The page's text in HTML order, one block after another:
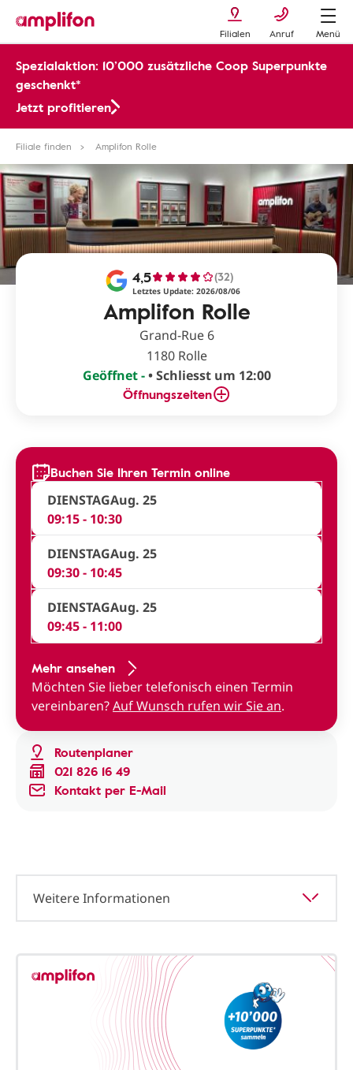
Filialen Anruf Menü
Spezialaktion: 10’000 zusätzliche Coop Superpunkte
geschenkt*
Jetzt profitieren
Filiale finden Amplifon Rolle
Amplifon Rolle
4,5 (32)
Letztes Update: 2026/08/06
Grand-Rue 6
1180 Rolle
Geöffnet -• Schliesst um 12:00
Öffnungszeiten
Routenplaner
021 826 16 49
Kontakt per E-Mail
Buchen Sie Ihren Termin online
DIENSTAGAug. 25
09:15 - 10:30
DIENSTAGAug. 25
09:30 - 10:45
DIENSTAGAug. 25
09:45 - 11:00
Mehr ansehen
Möchten Sie lieber telefonisch einen Termin
vereinbaren?Auf Wunsch rufen wir Sie an.
Weitere Informationen